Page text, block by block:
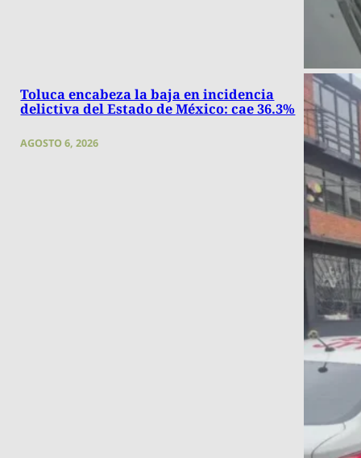
Toluca encabeza la baja en incidencia
delictiva del Estado de México: cae 36.3%
AGOSTO 6, 2026